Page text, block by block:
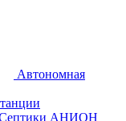
Автономная
АНИОН